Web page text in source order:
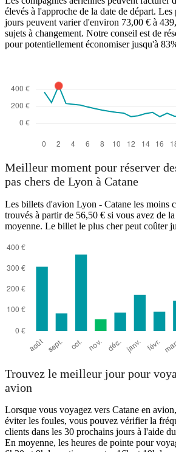
élevés à l'approche de la date de départ.
jours peuvent varier d'environ 73,00 € à
sujets à changement. Notre conseil est de
pour potentiellement économiser jusqu'à
Meilleur moment pour réserver
pas chers de Lyon à Catane
Les billets d'avion Lyon - Catane les moins
trouvés à partir de 56,50 € si vous avez de
moyenne. Le billet le plus cher peut coûter
Trouvez le meilleur jour pour
avion
Lorsque vous voyagez vers Catane en
éviter les foules, vous pouvez vérifier la
clients dans les 30 prochains jours à l'aide
En moyenne, les heures de pointe pour